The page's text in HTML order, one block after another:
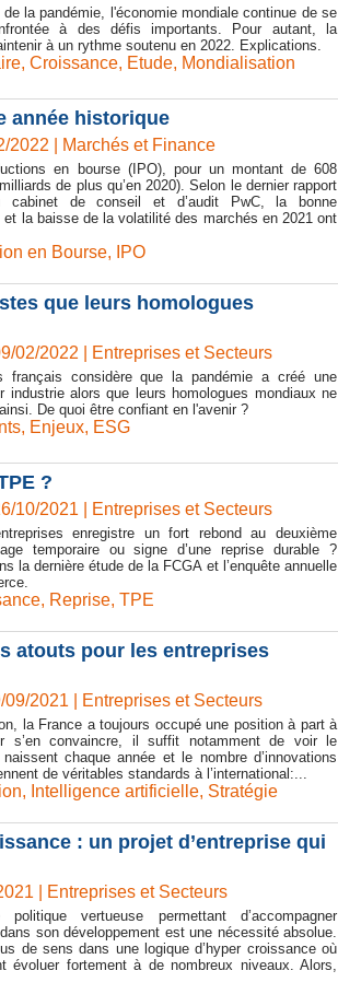
la pandémie, l'économie mondiale continue de se
à des défis importants. Pour autant, la
à un rythme soutenu en 2022. Explications.
, Croissance, Etude, Mondialisation
année historique
2022 Marchés et Finance
en bourse (IPO), pour un montant de 608
de plus qu’en 2020). Selon le dernier rapport
cabinet de conseil et d’audit PwC, la bonne
la baisse de la volatilité des marchés en 2021 ont
en Bourse, IPO
que leurs homologues
02/2022 Entreprises et Secteurs
français considère que la pandémie a créé une
industrie alors que leurs homologues mondiaux ne
De quoi être confiant en l'avenir ?
, Enjeux, ESG
?
10/2021 Entreprises et Secteurs
enregistre un fort rebond au deuxième
temporaire ou signe d’une reprise durable ?
la dernière étude de la FCGA et l’enquête annuelle
, Reprise, TPE
atouts pour les entreprises
09/2021 Entreprises et Secteurs
la France a toujours occupé une position à part à
s’en convaincre, il suffit notamment de voir le
chaque année et le nombre d’innovations
de véritables standards à l’international:...
, Intelligence artificielle, Stratégie
: un projet d’entreprise qui
Entreprises et Secteurs
vertueuse permettant d’accompagner
son développement est une nécessité absolue.
de sens dans une logique d’hyper croissance où
évoluer fortement à de nombreux niveaux. Alors,